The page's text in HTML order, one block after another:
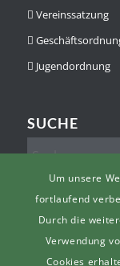
Vereinssatzung
Jugendordnung
SUCHE
© Copyright -
Um unsere
fortlaufend
Durch die
Verwendung
Cookies